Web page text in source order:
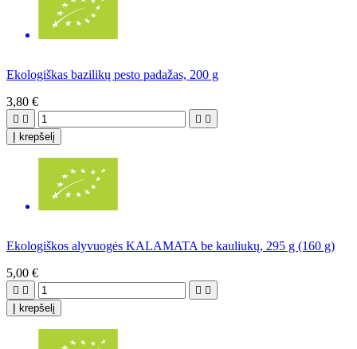
Ekologiškas bazilikų pesto padažas, 200 g
3,80 €
   
Į krepšelį
Ekologiškos alyvuogės KALAMATA be kauliukų, 295 g (160 g)
5,00 €
   
Į krepšelį